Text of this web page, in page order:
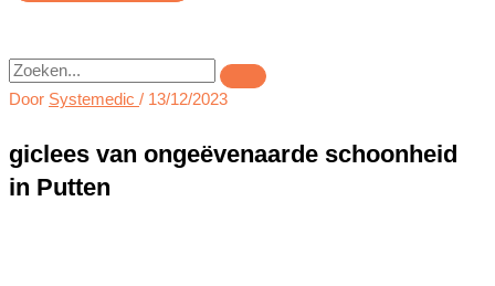
Zoeken
Door Systemedic / 13/12/2023
giclees van ongeëvenaarde schoonheid
in Putten